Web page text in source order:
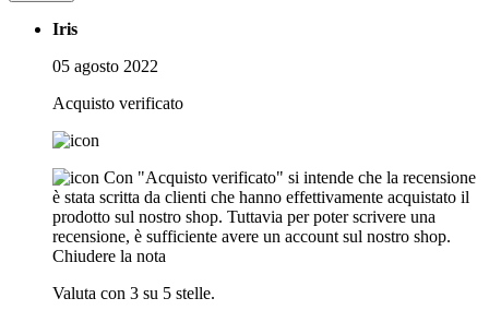
Iris
05 agosto 2022
Acquisto verificato
Con "Acquisto verificato" si intende che la recensione
è stata scritta da clienti che hanno effettivamente acquistato il
prodotto sul nostro shop. Tuttavia per poter scrivere una
recensione, è sufficiente avere un account sul nostro shop.
Chiudere la nota
Valuta con 3 su 5 stelle.